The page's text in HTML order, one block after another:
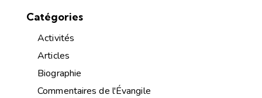
Catégories
Activités
Articles
Biographie
Commentaires de l'Évangile